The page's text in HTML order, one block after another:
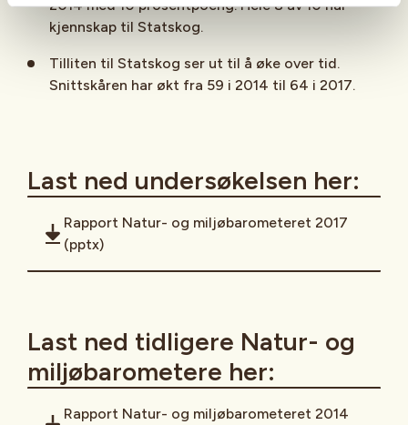
2014 med 10 prosentpoeng. Hele 8 av 10 har
kjennskap til Statskog.
Tilliten til Statskog ser ut til å øke over tid.
Snittskåren har økt fra 59 i 2014 til 64 i 2017.
Last ned undersøkelsen her:
Rapport Natur- og miljøbarometeret 2017
(pptx)
Last ned tidligere Natur- og
miljøbarometere her:
Rapport Natur- og miljøbarometeret 2014